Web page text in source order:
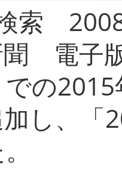
索
電子
の
加し、「
し